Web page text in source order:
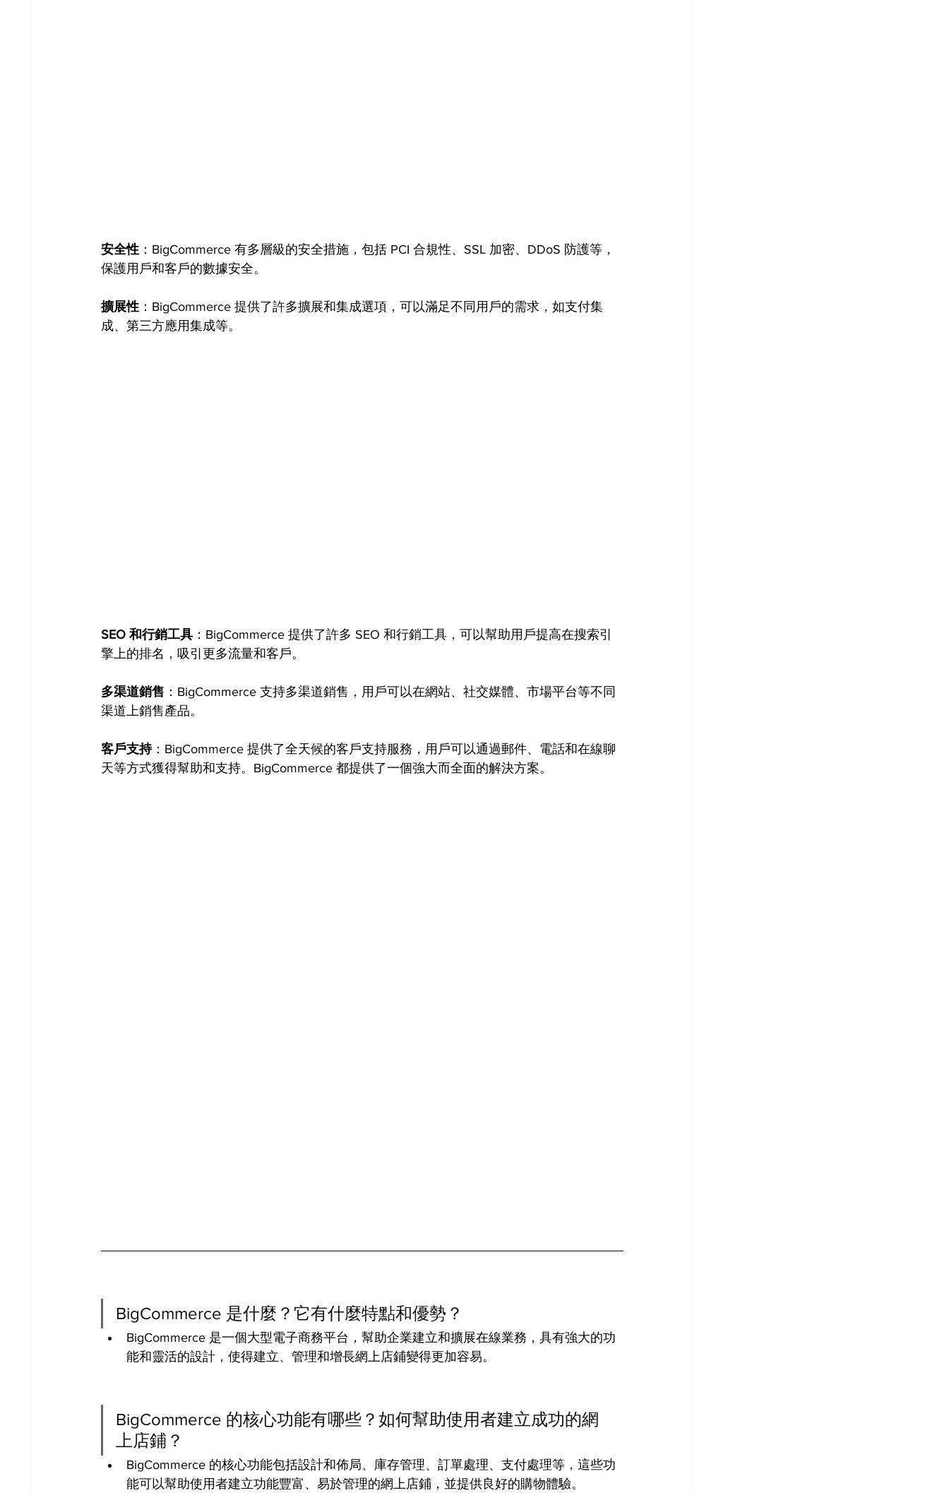
安全性 ：BigCommerce 有多層級的安全措施，包括 PCI 合規性、SSL 加密、DDoS 防護等，
保護用戶和客戶的數據安全。
擴展性 ：BigCommerce 提供了許多擴展和集成選項，可以滿足不同用戶的需求，如支付集
成、第三方應用集成等。
SEO 和行銷工具 ：BigCommerce 提供了許多 SEO 和行銷工具，可以幫助用戶提高在搜索引
擎上的排名，吸引更多流量和客戶。
多渠道銷售 ：BigCommerce 支持多渠道銷售，用戶可以在網站、社交媒體、市場平台等不同
渠道上銷售產品。
客戶支持：BigCommerce 提供了全天候的客戶支持服務，用戶可以通過郵件、電話和在線聊
天等方式獲得幫助和支持。BigCommerce 都提供了一個強大而全面的解決方案。
BigCommerce 是什麼？它有什麼特點和優勢？
BigCommerce 是一個大型電子商務平台，幫助企業建立和擴展在線業務，具有強大的功
能和靈活的設計，使得建立、管理和增長網上店鋪變得更加容易。
BigCommerce 的核心功能有哪些？如何幫助使用者建立成功的網
上店鋪？
BigCommerce 的核心功能包括設計和佈局、庫存管理、訂單處理、支付處理等，這些功
能可以幫助使用者建立功能豐富、易於管理的網上店鋪，並提供良好的購物體驗。